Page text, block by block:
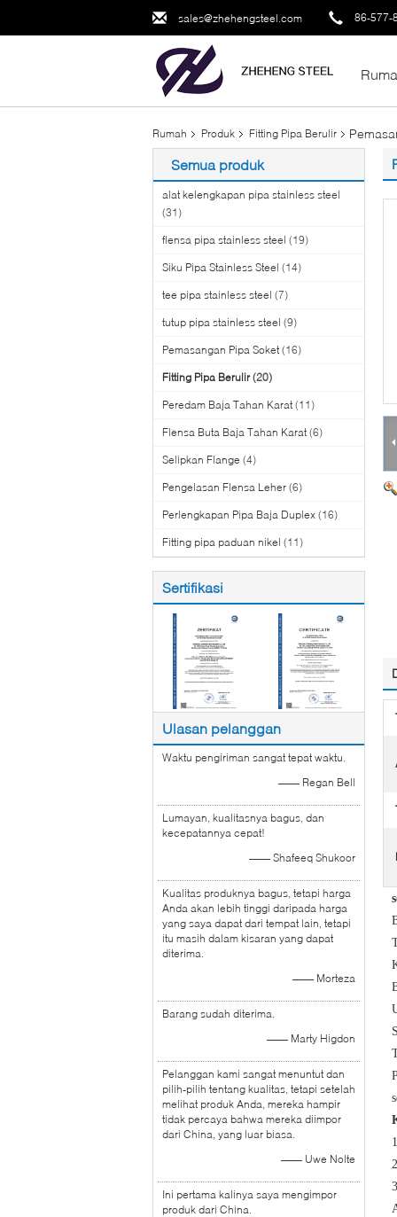
sales@zhehengsteel.com 86-577-
Rumah Produk Fitting Pipa Berulir
Semua produk
alat kelengkapan pipa stainless steel
(31)
flensa pipa stainless steel (19)
Siku Pipa Stainless Steel (14)
tee pipa stainless steel (7)
tutup pipa stainless steel (9)
Pemasangan Pipa Soket (16)
Fitting Pipa Berulir (20)
Peredam Baja Tahan Karat (11)
Flensa Buta Baja Tahan Karat (6)
Selipkan Flange (4)
Pengelasan Flensa Leher (6)
Perlengkapan Pipa Baja Duplex (16)
Fitting pipa paduan nikel (11)
Sertifikasi
Ulasan pelanggan
Waktu pengiriman sangat tepat waktu.
—— Regan Bell
Lumayan, kualitasnya bagus, dan
kecepatannya cepat!
—— Shafeeq Shukoor
Kualitas produknya bagus, tetapi harga
Anda akan lebih tinggi daripada harga
yang saya dapat dari tempat lain, tetapi
itu masih dalam kisaran yang dapat
diterima.
—— Morteza
Barang sudah diterima.
—— Marty Higdon
Pelanggan kami sangat menuntut dan
pilih-pilih tentang kualitas, tetapi setelah
melihat produk Anda, mereka hampir
tidak percaya bahwa mereka diimpor
dari China, yang luar biasa.
—— Uwe Nolte
Ini pertama kalinya saya mengimpor
produk dari China.